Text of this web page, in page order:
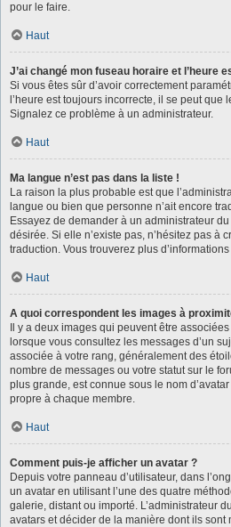
pour le faire.
Haut
J’ai changé mon fuseau horaire et l’heure
Si vous êtes sûr d’avoir correctement
l’heure est toujours incorrecte, il se peut que
Signalez ce problème à un administrateur.
Haut
Ma langue n’est pas dans la liste !
La raison la plus probable est que
langue ou bien que personne n’ait encore
Essayez de demander à un administrateur
désirée. Si elle n’existe pas, n’hésitez pas à
traduction. Vous trouverez plus
Haut
A quoi correspondent les images à
Il y a deux images qui peuvent être
lorsque vous consultez les messages d’un
associée à votre rang, généralement des
nombre de messages ou votre statut sur le
plus grande, est connue sous le nom
propre à chaque membre.
Haut
Comment puis-je afficher un avatar ?
Depuis votre panneau d’utilisateur, dans
un avatar en utilisant l’une des quatre
galerie, distant ou importé. L’administrateur
avatars et décider de la manière dont ils sont